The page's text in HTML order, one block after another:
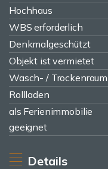
Hochhaus
WBS erforderlich
Denkmalgeschützt
Objekt ist vermietet
Wasch- / Trockenraum
Rollladen
als Ferienimmobilie
geeignet
Details